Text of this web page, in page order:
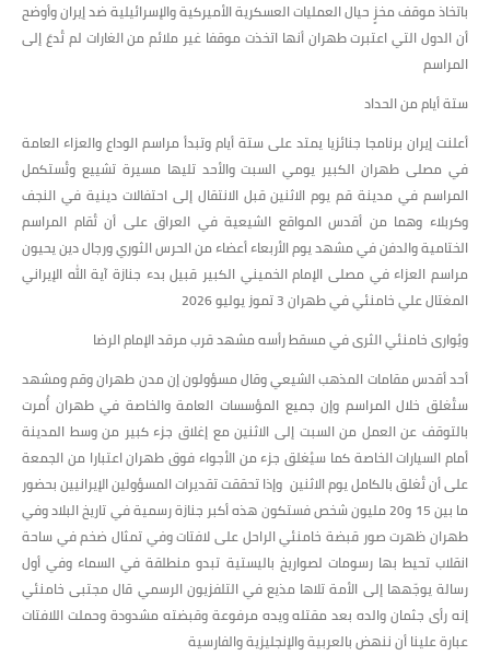
باتخاذ موقف مخزٍ حيال العمليات العسكرية الأميركية والإسرائيلية ضد إيران وأوضح
أن الدول التي اعتبرت طهران أنها اتخذت موقفا غير ملائم من الغارات لم تُدعَ إلى
المراسم
ستة أيام من الحداد
أعلنت إيران برنامجا جنائزيا يمتد على ستة أيام وتبدأ مراسم الوداع والعزاء العامة
في مصلى طهران الكبير يومي السبت والأحد تليها مسيرة تشييع وتُستكمل
المراسم في مدينة قم يوم الاثنين قبل الانتقال إلى احتفالات دينية في النجف
وكربلاء وهما من أقدس المواقع الشيعية في العراق على أن تُقام المراسم
الختامية والدفن في مشهد يوم الأربعاء أعضاء من الحرس الثوري ورجال دين يحيون
مراسم العزاء في مصلى الإمام الخميني الكبير قبيل بدء جنازة آية الله الإيراني
المغتال علي خامنئي في طهران 3 تموز يوليو 2026
ويُوارى خامنئي الثرى في مسقط رأسه مشهد قرب مرقد الإمام الرضا
أحد أقدس مقامات المذهب الشيعي وقال مسؤولون إن مدن طهران وقم ومشهد
ستُغلق خلال المراسم وإن جميع المؤسسات العامة والخاصة في طهران أُمرت
بالتوقف عن العمل من السبت إلى الاثنين مع إغلاق جزء كبير من وسط المدينة
أمام السيارات الخاصة كما سيُغلق جزء من الأجواء فوق طهران اعتبارا من الجمعة
على أن تُغلق بالكامل يوم الاثنين وإذا تحققت تقديرات المسؤولين الإيرانيين بحضور
ما بين 15 و20 مليون شخص فستكون هذه أكبر جنازة رسمية في تاريخ البلاد وفي
طهران ظهرت صور قبضة خامنئي الراحل على لافتات وفي تمثال ضخم في ساحة
انقلاب تحيط بها رسومات لصواريخ باليستية تبدو منطلقة في السماء وفي أول
رسالة يوجّهها إلى الأمة تلاها مذيع في التلفزيون الرسمي قال مجتبى خامنئي
إنه رأى جثمان والده بعد مقتله ويده مرفوعة وقبضته مشدودة وحملت اللافتات
عبارة علينا أن ننهض بالعربية والإنجليزية والفارسية